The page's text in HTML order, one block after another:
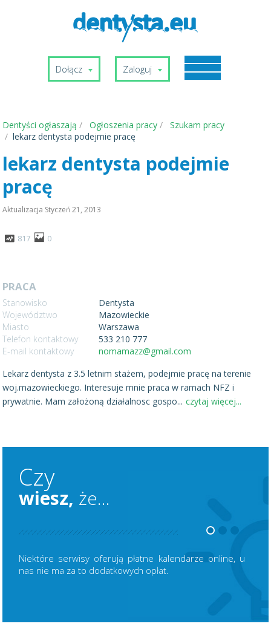
Dołącz Zaloguj
Dentyści ogłaszają Ogłoszenia pracy
Szukam pracy
lekarz dentysta podejmie pracę
lekarz dentysta podejmie
pracę
Aktualizacja Styczeń 21, 2013
817 0
PRACA
Stanowisko
Dentysta
Województwo
Mazowieckie
Miasto
Warszawa
Telefon kontaktowy
533 210 777
E-mail kontaktowy
nomamazz@gmail.com
Lekarz dentysta z 3.5 letnim stażem, podejmie pracę na terenie
woj.mazowieckiego. Interesuje mnie praca w ramach NFZ i
prywatnie. Mam założoną działalnosc gospo... czytaj więcej...
Czy
wiesz, że...
Niektóre serwisy oferują płatne kalendarze online, u
nas nie ma za to dodatkowych opłat.